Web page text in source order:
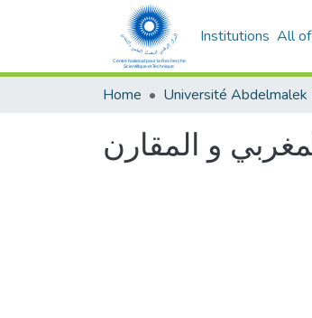
Institutions All
Home
و المقارن